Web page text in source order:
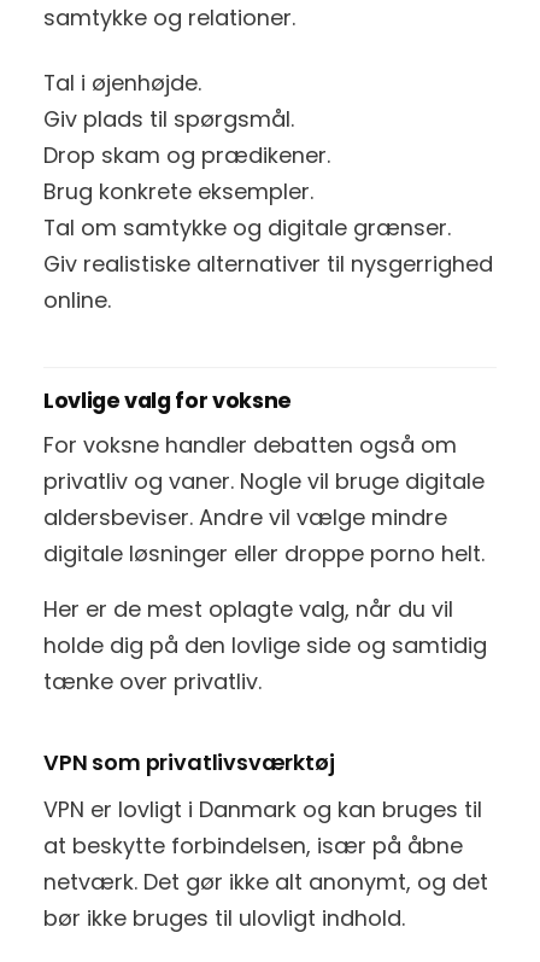
samtykke og relationer.
Tal i øjenhøjde.
Giv plads til spørgsmål.
Drop skam og prædikener.
Brug konkrete eksempler.
Tal om samtykke og digitale grænser.
Giv realistiske alternativer til nysgerrighed
online.
Lovlige valg for voksne
For voksne handler debatten også om
privatliv og vaner. Nogle vil bruge digitale
aldersbeviser. Andre vil vælge mindre
digitale løsninger eller droppe porno helt.
Her er de mest oplagte valg, når du vil
holde dig på den lovlige side og samtidig
tænke over privatliv.
VPN som privatlivsværktøj
VPN er lovligt i Danmark og kan bruges til
at beskytte forbindelsen, især på åbne
netværk. Det gør ikke alt anonymt, og det
bør ikke bruges til ulovligt indhold.